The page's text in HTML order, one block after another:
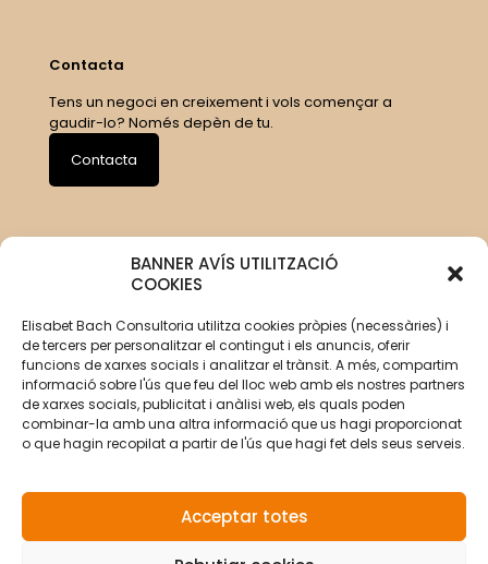
BANNER AVÍS UTILITZACIÓ
COOKIES
Elisabet Bach Consultoria utilitza cookies pròpies (necessàries) i
de tercers per personalitzar el contingut i els anuncis, oferir
funcions de xarxes socials i analitzar el trànsit. A més, compartim
informació sobre l'ús que feu del lloc web amb els nostres partners
de xarxes socials, publicitat i anàlisi web, els quals poden
combinar-la amb una altra informació que us hagi proporcionat
o que hagin recopilat a partir de l'ús que hagi fet dels seus serveis.
Acceptar totes
Contacta
Tens un negoci en creixement i vols començar a
gaudir-lo? Només depèn de tu.
Contacta